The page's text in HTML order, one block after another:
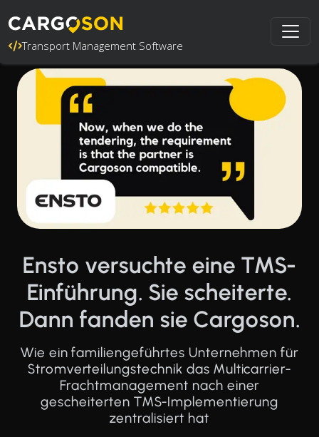
Transport Management Software
Ensto versuchte eine TMS-
Einführung. Sie scheiterte.
Dann fanden sie Cargoson.
Wie ein familiengeführtes Unternehmen für
Stromverteilungstechnik das Multicarrier-
Frachtmanagement nach einer
gescheiterten TMS-Implementierung
zentralisiert hat